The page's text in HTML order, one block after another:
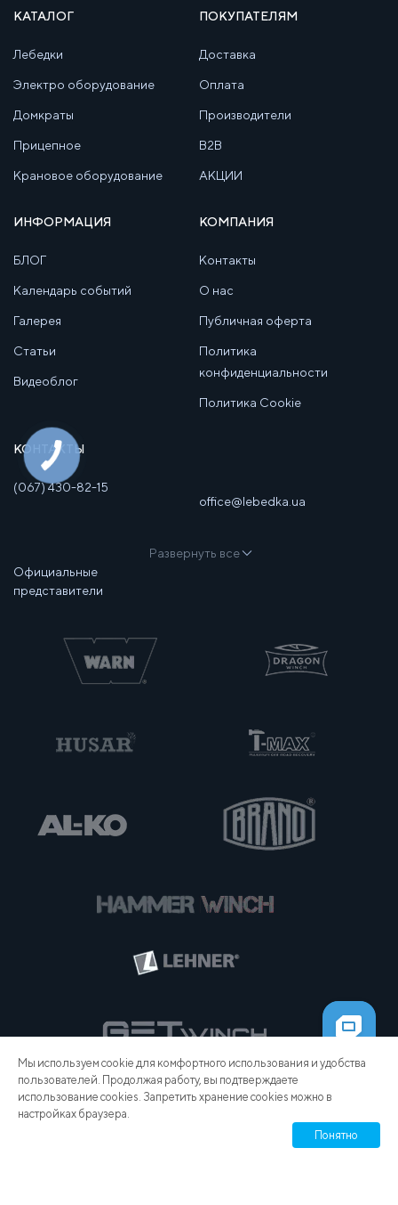
Мы используем cookie для комфортного использования и удобства
пользователей. Продолжая работу, вы подтверждаете
использование cookies. Запретить хранение cookies можно в
настройках браузера.
Понятно
КАТАЛОГ
Лебедки
Электро оборудование
Домкраты
Прицепное
Крановое оборудование
ПОКУПАТЕЛЯМ
Доставка
Оплата
Производители
B2B
АКЦИИ
ИНФОРМАЦИЯ
БЛОГ
Календарь событий
Галерея
Статьи
Видеоблог
КОМПАНИЯ
Контакты
О нас
Публичная оферта
Политика
конфиденциальности
Политика Cookie
КОНТАКТЫ
(067) 430-82-15
office@lebedka.ua
Развернуть все
Официальные
представители